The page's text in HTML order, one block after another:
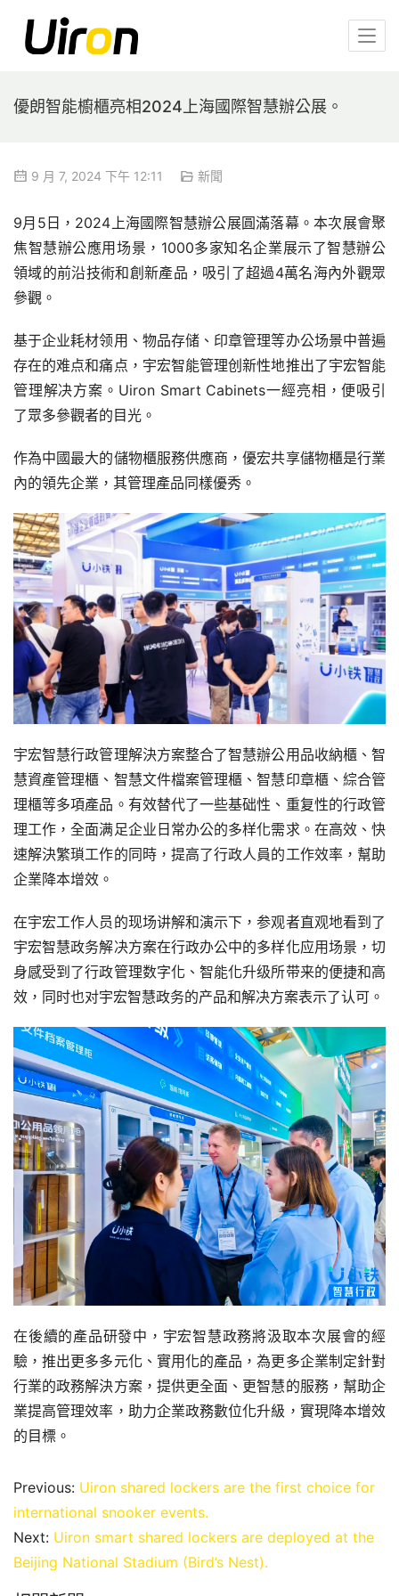
優朗智能櫥櫃亮相2024上海國際智慧辦公展。
9 月 7, 2024 下午 12:11 新聞
9月5日，2024上海國際智慧辦公展圓滿落幕。本次展會聚
焦智慧辦公應用场景，1000多家知名企業展示了智慧辦公
領域的前沿技術和創新產品，吸引了超過4萬名海內外觀眾
參觀。
基于企业耗材领用、物品存储、印章管理等办公场景中普遍
存在的难点和痛点，宇宏智能管理创新性地推出了宇宏智能
管理解决方案。Uiron Smart Cabinets一經亮相，便吸引
了眾多參觀者的目光。
作為中國最大的儲物櫃服務供應商，優宏共享儲物櫃是行業
內的領先企業，其管理產品同樣優秀。
宇宏智慧行政管理解決方案整合了智慧辦公用品收納櫃、智
慧資產管理櫃、智慧文件檔案管理櫃、智慧印章櫃、綜合管
理櫃等多項產品。有效替代了一些基础性、重复性的行政管
理工作，全面满足企业日常办公的多样化需求。在高效、快
速解決繁瑣工作的同時，提高了行政人員的工作效率，幫助
企業降本增效。
在宇宏工作人员的现场讲解和演示下，参观者直观地看到了
宇宏智慧政务解决方案在行政办公中的多样化应用场景，切
身感受到了行政管理数字化、智能化升级所带来的便捷和高
效，同时也对宇宏智慧政务的产品和解决方案表示了认可。
在後續的產品研發中，宇宏智慧政務將汲取本次展會的經
驗，推出更多多元化、實用化的產品，為更多企業制定針對
行業的政務解決方案，提供更全面、更智慧的服務，幫助企
業提高管理效率，助力企業政務數位化升級，實現降本增效
的目標。
Previous: Uiron shared lockers are the first choice for
international snooker events.
Next: Uiron smart shared lockers are deployed at the
Beijing National Stadium (Bird’s Nest).